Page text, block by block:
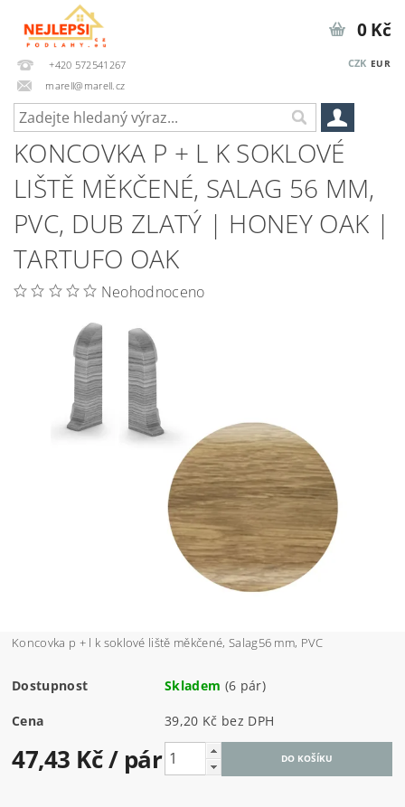
+420 572541267
marell@marell.cz
CZK EUR
0 Kč
KONCOVKA P + L K SOKLOVÉ
LIŠTĚ MĚKČENÉ, SALAG 56 MM,
PVC, DUB ZLATÝ | HONEY OAK |
TARTUFO OAK
Neohodnoceno
Koncovka p + l k soklové liště měkčené, Salag56 mm, PVC
Dostupnost Skladem (6 pár)
Cena 39,20 Kč bez DPH
47,43 Kč/ pár